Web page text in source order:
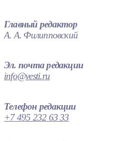
Главный редактор
А. А. Филипповский
Эл. почта редакции
info@vesti.ru
Телефон редакции
+7 495 232 63 33